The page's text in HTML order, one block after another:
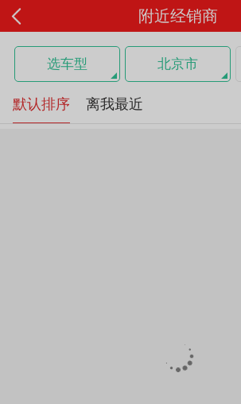
附近经销商
选车型 北京市
默认排序 离我最近